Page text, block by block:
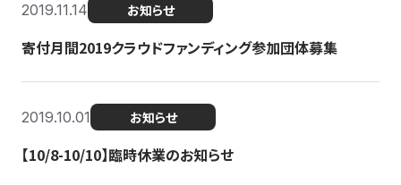
2019.11.14 お知らせ
寄付月間2019クラウドファンディング参加団体募集
2019.10.01 お知らせ
【10/8-10/10】臨時休業のお知らせ